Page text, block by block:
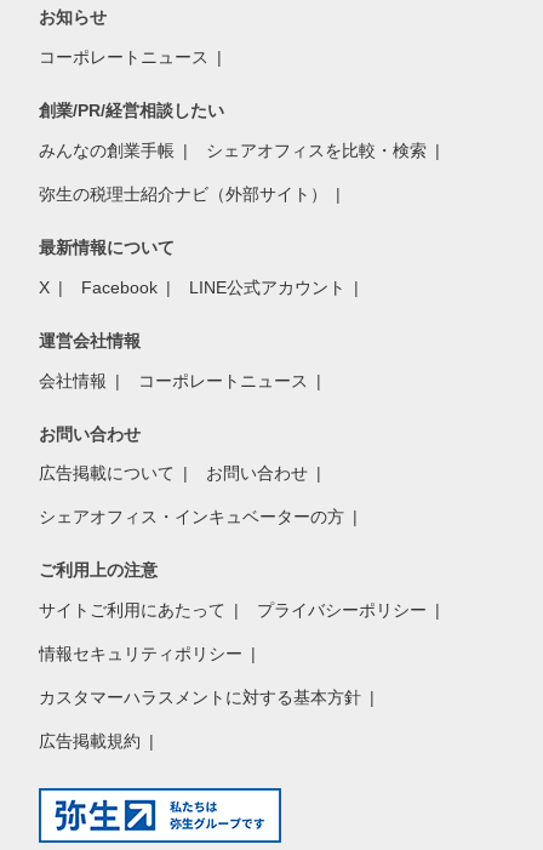
お知らせ
コーポレートニュース
創業/PR/経営相談したい
みんなの創業手帳 シェアオフィスを比較・検索
弥生の税理士紹介ナビ（外部サイト）
最新情報について
X Facebook LINE公式アカウント
運営会社情報
会社情報 コーポレートニュース
お問い合わせ
広告掲載について お問い合わせ
シェアオフィス・インキュベーターの方
ご利用上の注意
サイトご利用にあたって プライバシーポリシー
情報セキュリティポリシー
カスタマーハラスメントに対する基本方針
広告掲載規約